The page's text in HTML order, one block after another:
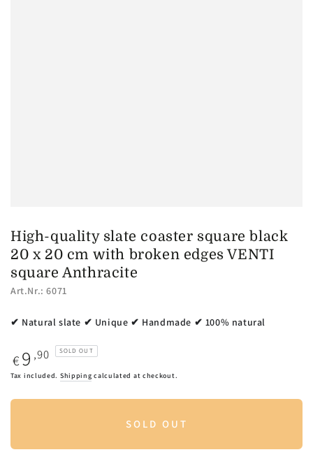
High-quality slate coaster square black
20 x 20 cm with broken edges VENTI
square Anthracite
Art.Nr.: 6071
✔ Natural slate ✔ Unique ✔ Handmade ✔ 100% natural
Regular
price
€9 ,90 SOLD OUT
Tax included. Shipping calculated at checkout.
SOLD OUT